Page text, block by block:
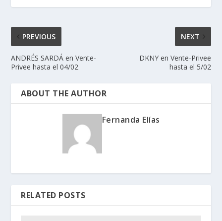
PREVIOUS
ANDRÉS SARDÁ en Vente-
Privee hasta el 04/02
NEXT
DKNY en Vente-Privee
hasta el 5/02
ABOUT THE AUTHOR
Fernanda Elías
RELATED POSTS